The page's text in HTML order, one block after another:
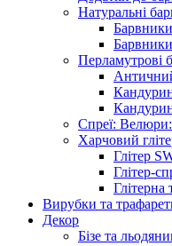
Натуральні
Перламутрові
Спреї:
Харчовий
Глітер
Глітер-
Вирубки та
Декор
Бізе та